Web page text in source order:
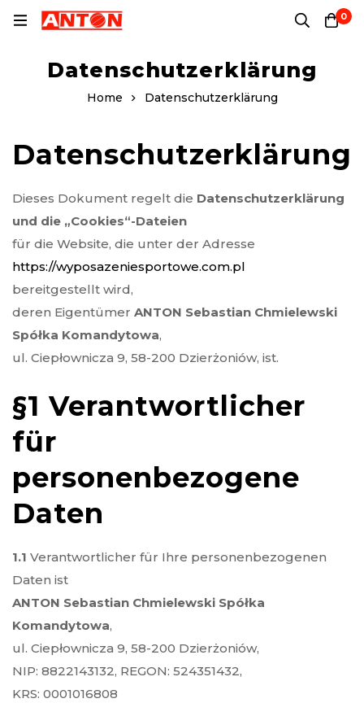
0
Datenschutzerklärung
Home Datenschutzerklärung
Datenschutzerklärung
Dieses Dokument regelt die Datenschutzerklärung
und die „Cookies“-Dateien
für die Website, die unter der Adresse
https://wyposazeniesportowe.com.pl
bereitgestellt wird,
deren Eigentümer ANTON Sebastian Chmielewski
Spółka Komandytowa,
ul. Ciepłownicza 9, 58-200 Dzierżoniów, ist.
§1 Verantwortlicher
für
personenbezogene
Daten
1.1 Verantwortlicher für Ihre personenbezogenen
Daten ist
ANTON Sebastian Chmielewski Spółka
Komandytowa,
ul. Ciepłownicza 9, 58-200 Dzierżoniów,
NIP: 8822143132, REGON: 524351432,
KRS: 0001016808